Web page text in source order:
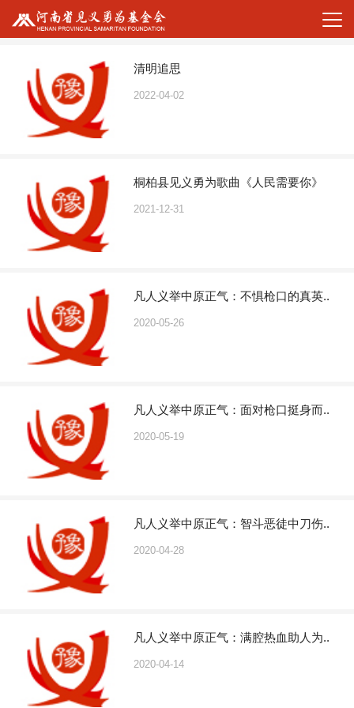
清明追思
2022-04-02
桐柏县见义勇为歌曲《人民需要你》
2021-12-31
凡人义举中原正气：不惧枪口的真英..
2020-05-26
凡人义举中原正气：面对枪口挺身而..
2020-05-19
凡人义举中原正气：智斗恶徒中刀伤..
2020-04-28
凡人义举中原正气：满腔热血助人为..
2020-04-14